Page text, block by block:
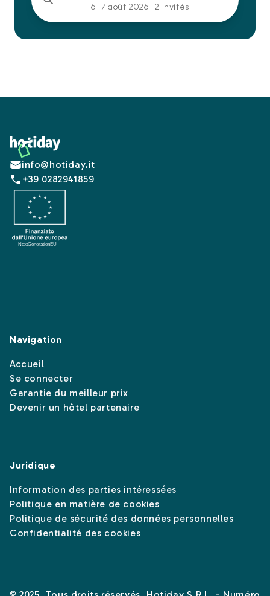
6–7 août 2026 · 2 Invités
Footer
info@hotiday.it
+39 0282941859
Navigation
Accueil
Se connecter
Garantie du meilleur prix
Devenir un hôtel partenaire
Juridique
Information des parties intéressées
Politique en matière de cookies
Politique de sécurité des données personnelles
Confidentialité des cookies